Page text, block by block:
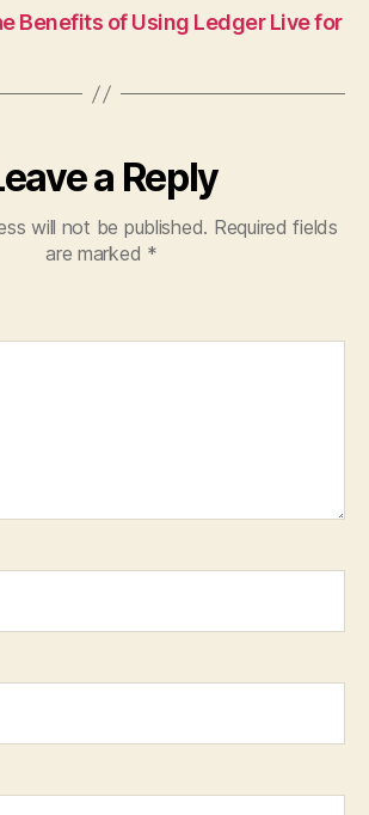
Benefits of Using Ledger Live for
a Reply
will not be published. Required fields
are marked *